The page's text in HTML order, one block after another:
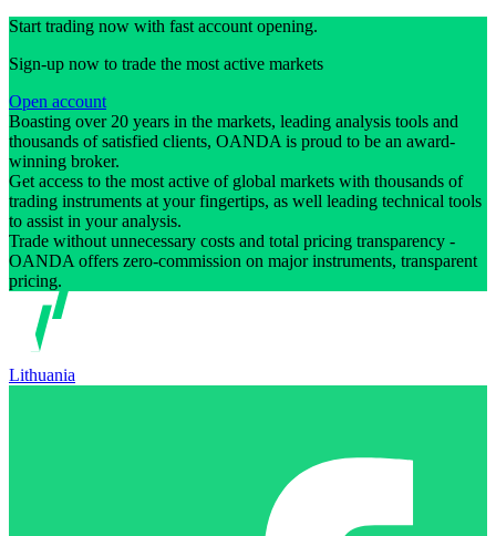
Start trading now with fast account opening.
Sign-up now to trade the most active markets
Open account
Boasting over 20 years in the markets, leading analysis tools and
thousands of satisfied clients, OANDA is proud to be an award-
winning broker.
Get access to the most active of global markets with thousands of
trading instruments at your fingertips, as well leading technical tools
to assist in your analysis.
Trade without unnecessary costs and total pricing transparency -
OANDA offers zero-commission on major instruments, transparent
pricing.
Lithuania